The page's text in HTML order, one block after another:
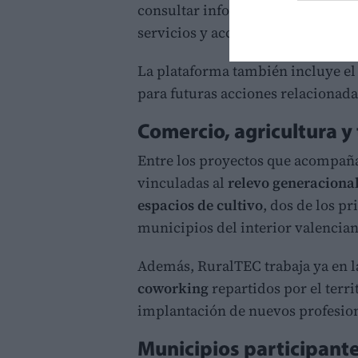
consultar información detallada
servicios y acceder a fichas
La plataforma también incluye
para futuras acciones
Comercio, agricultura
Entre los proyectos que
vinculadas al relevo
espacios de cultivo, dos de los
municipios del interior
Además, RuralTEC trabaja ya en
coworking repartidos por el
implantación de nuevos
Municipios